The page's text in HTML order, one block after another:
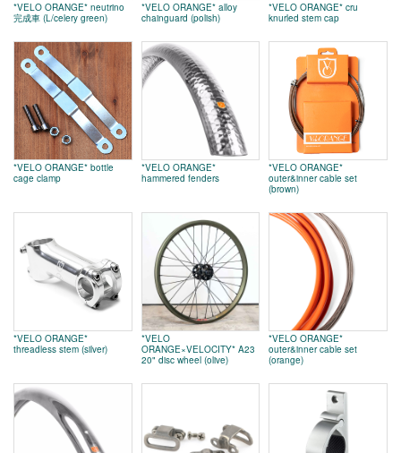
*VELO ORANGE* neutrino
完成車 (L/celery green)
*VELO ORANGE* alloy
chainguard (polish)
*VELO ORANGE* cru
knurled stem cap
*VELO ORANGE* bottle
cage clamp
*VELO ORANGE*
hammered fenders
*VELO ORANGE*
outer&inner cable set
(brown)
*VELO ORANGE*
threadless stem (silver)
*VELO
ORANGE×VELOCITY* A23
20" disc wheel (olive)
*VELO ORANGE*
outer&inner cable set
(orange)